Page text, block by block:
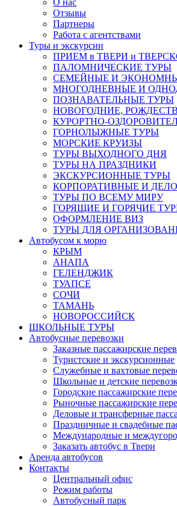
О нас
Отзывы
Партнеры
Работа с агентствами
Туры и экскурсии
ПРИЕМ в ТВЕРИ и
ПАЛОМНИЧЕСКИЕ ТУРЫ
СЕМЕЙНЫЕ И
МНОГОДНЕВНЫЕ И
ПОЗНАВАТЕЛЬНЫЕ ТУРЫ
НОВОГОДНИЕ,
КУРОРТНО-
ГОРНОЛЫЖНЫЕ ТУРЫ
МОРСКИЕ КРУИЗЫ
ТУРЫ ВЫХОДНОГО ДНЯ
ТУРЫ НА ПРАЗДНИКИ
ЭКСКУРСИОННЫЕ ТУРЫ
КОРПОРАТИВНЫЕ И
ТУРЫ ПО ВСЕМУ МИРУ
ГОРЯЩИЕ И ГОРЯЧИЕ
ОФОРМЛЕНИЕ ВИЗ
ТУРЫ ДЛЯ
Автобусом к морю
КРЫМ
АНАПА
ГЕЛЕНДЖИК
ТУАПСЕ
СОЧИ
ТАМАНЬ
НОВОРОССИЙСК
ШКОЛЬНЫЕ ТУРЫ
Автобусные перевозки
Заказные пассажирские
Туристские и экскурсионные
Служебные и вахтовые
Школьные и детские
Городские пассажирские
Рыночные пассажирские
Деловые и трансферные
Праздничные и свадебные
Международные и
Заказать автобус в Твери
Аренда автобусов
Контакты
Центральный офис
Режим работы
Автобусный парк